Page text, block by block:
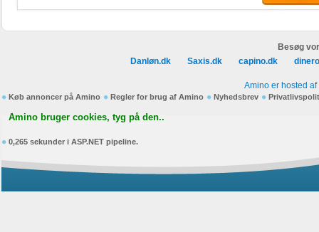
Besøg
Danløn.dk
Saxis.dk capino.dk
Amino er hosted af
Køb annoncer på Amino Regler for brug af Amino Nyhedsbrev
Amino bruger cookies, tyg på den..
0,265 sekunder i ASP.NET pipeline.